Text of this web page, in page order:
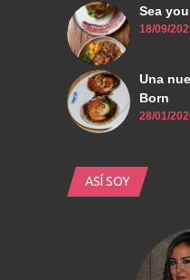
Sea you
18/09/
Una
Born
28/01/
ASÍ SOY